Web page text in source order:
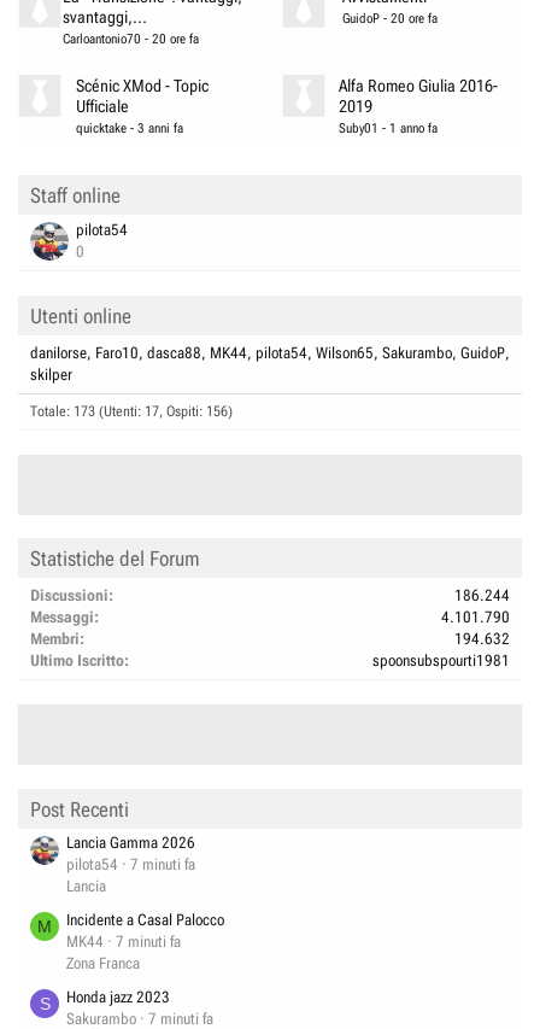
svantaggi,...
Carloantonio70 - 20 ore fa
GuidoP - 20 ore fa
Scénic XMod - Topic
Ufficiale
quicktake -3 anni fa
Alfa Romeo Giulia 2016-
2019
Suby01 - 1 anno fa
Staff online
pilota54
0
Utenti online
danilorse Faro10 dasca88 MK44 pilota54 Wilson65 Sakurambo GuidoP
skilper
Totale: 173 (Utenti: 17, Ospiti: 156)
Statistiche del Forum
Discussioni
186.244
Messaggi
4.101.790
Membri
194.632
Ultimo Iscritto
spoonsubspourti1981
Post Recenti
Lancia Gamma 2026
pilota54
7 minuti fa
Lancia
M
Incidente a Casal Palocco
MK44
7 minuti fa
Zona Franca
S
Honda jazz 2023
Sakurambo
7 minuti fa